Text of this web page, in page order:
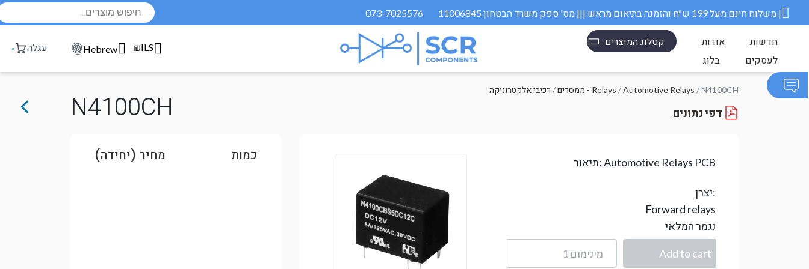
073-7025576 משלוח חינם מעל 199 ש״ח והזמנה בתיאום מראש ||| מס' ספק משרד הבטחון 11006845 |
קטלוג המוצרים אודות
חדשות
בלוג
לעסקים
עגלה Hebrew ₪ILS
רכיבי אלקטרוניקה / ממסרים - Relays /Automotive Relays / N4100CH
N4100CH
תיאור:Automotive Relays PCB
יצרן:
Forward relays
נגמר המלאי
כמות מחיר (יחידה)